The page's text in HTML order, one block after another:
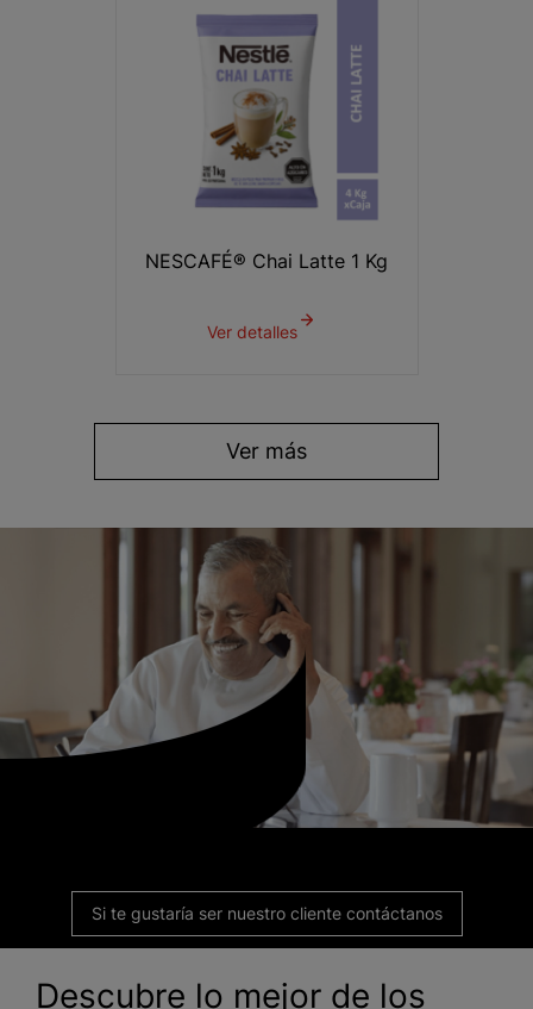
NESCAFÉ® Chai Latte 1 Kg
Ver detalles
Ver más
Si te gustaría ser nuestro cliente contáctanos
Descubre lo mejor de los